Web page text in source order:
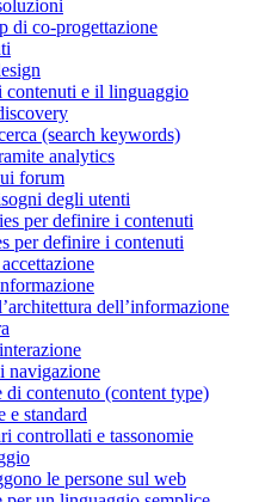
di co-progettazione
contenuti e il linguaggio
(search keywords)
analytics
forum
degli utenti
per definire i contenuti
per definire i contenuti
dell’informazione
navigazione
contenuto (content type)
e standard
controllati e tassonomie
le persone sul web